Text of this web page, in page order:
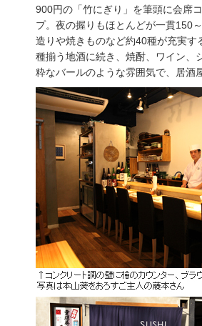
900円の「竹にぎり」を筆頭に会席
プ。夜の握りもほとんどが一貫150
造りや焼きものなど約40種が充実す
種揃う地酒に続き、焼酎、ワイン、
粋なバールのような雰囲気で、居酒